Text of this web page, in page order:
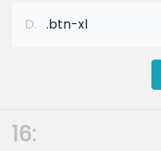
D. .btn-xl
16: